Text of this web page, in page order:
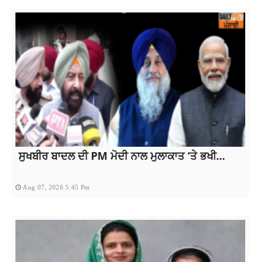
ਸੁਖਬੀਰ ਬਾਦਲ ਦੀ PM ਮੋਦੀ ਨਾਲ ਮੁਲਾਕਾਤ ‘ਤੇ ਭਖੀ...
Aug 07, 2026 5:45 Pm